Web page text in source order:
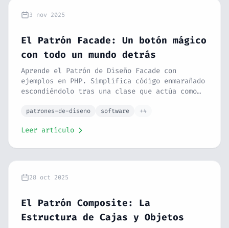
3 nov 2025
El Patrón Facade: Un botón mágico
con todo un mundo detrás
Aprende el Patrón de Diseño Facade con
ejemplos en PHP. Simplifica código enmarañado
escondiéndolo tras una clase que actúa como
ejemplo de eCommerce, conseguirás un código
patrones-de-diseno software +4
Leer artículo
28 oct 2025
El Patrón Composite: La
Estructura de Cajas y Objetos